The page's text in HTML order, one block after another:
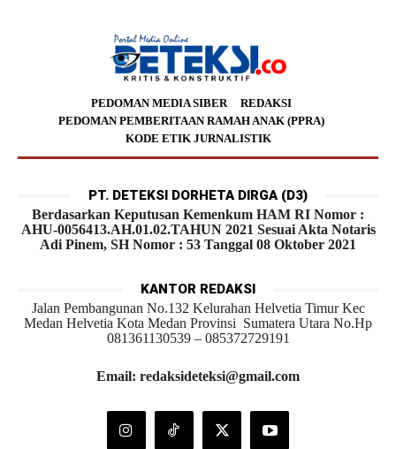
PEDOMAN MEDIA SIBER
REDAKSI
PEDOMAN PEMBERITAAN RAMAH ANAK (PPRA)
KODE ETIK JURNALISTIK
PT. DETEKSI DORHETA DIRGA (D3)
Berdasarkan Keputusan Kemenkum HAM RI Nomor :
AHU-0056413.AH.01.02.TAHUN 2021 Sesuai Akta Notaris
Adi Pinem, SH Nomor : 53 Tanggal 08 Oktober 2021
KANTOR REDAKSI
Jalan Pembangunan No.132 Kelurahan Helvetia Timur Kec
Medan Helvetia Kota Medan Provinsi Sumatera Utara No.Hp
081361130539 – 085372729191
Email: redaksideteksi@gmail.com